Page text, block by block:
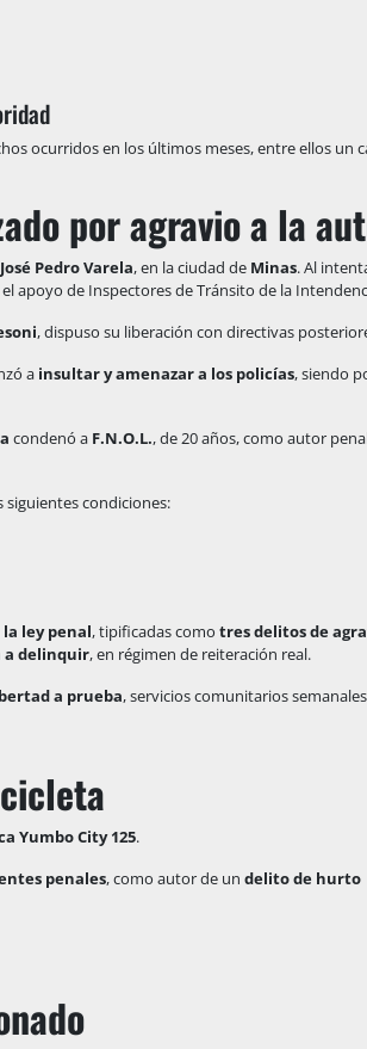
ocurridos en los últimos meses, entre ellos un
por agravio a la
Pedro Varela, en la ciudad de Minas. Al
apoyo de Inspectores de Tránsito de la
, dispuso su liberación con directivas
a insultar y amenazar a los policías, siendo
condenó a F.N.O.L., de 20 años, como autor
siguientes condiciones:
ley penal, tipificadas como tres delitos de
a delinquir, en régimen de reiteración real.
a prueba, servicios comunitarios
Yumbo City 125.
penales, como autor de un delito de hurto